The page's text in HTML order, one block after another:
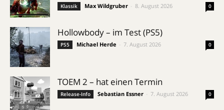
Klassik Max Wildgruber 8. August 2026 0
Hollowbody – im Test (PS5)
PS5 Michael Herde 7. August 2026 0
TOEM 2 – hat einen Termin
Release-Info Sebastian Essner 7. August 2026 0